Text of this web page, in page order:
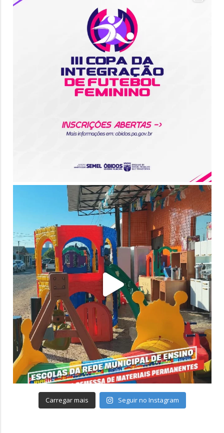
Carregar mais Seguir no Instagram